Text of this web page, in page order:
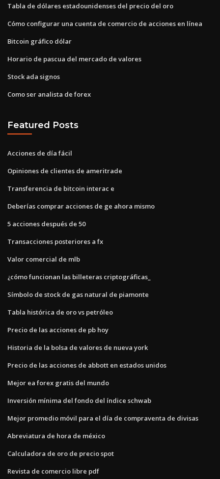
Tabla de dólares estadounidenses del precio del oro
Cómo configurar una cuenta de comercio de acciones en línea
Bitcoin gráfico dólar
Horario de pascua del mercado de valores
Stock ada signos
Como ser analista de forex
Featured Posts
Acciones de día fácil
Opiniones de clientes de ameritrade
Transferencia de bitcoin interac e
Deberías comprar acciones de ge ahora mismo
5 acciones después de 50
Transacciones posteriores a fx
Valor comercial de mlb
¿cómo funcionan las billeteras criptográficas_
Símbolo de stock de gas natural de piamonte
Tabla histórica de oro vs petróleo
Precio de las acciones de pb hoy
Historia de la bolsa de valores de nueva york
Precio de las acciones de abbott en estados unidos
Mejor ea forex gratis del mundo
Inversión mínima del fondo del índice schwab
Mejor promedio móvil para el día de compraventa de divisas
Abreviatura de hora de méxico
Calculadora de oro de precio spot
Revista de comercio libre pdf